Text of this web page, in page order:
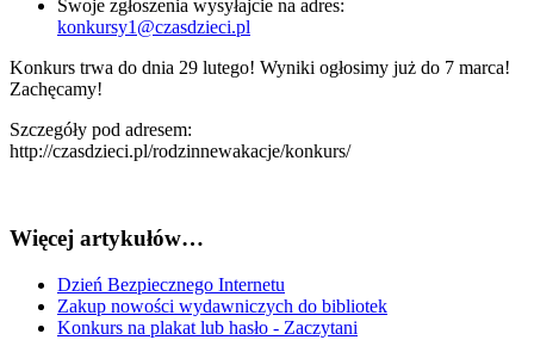
Swoje zgłoszenia wysyłajcie na adres:
konkursy1@czasdzieci.pl
Konkurs trwa do dnia 29 lutego! Wyniki ogłosimy już do 7 marca!
Zachęcamy!
Szczegóły pod adresem:
http://czasdzieci.pl/rodzinnewakacje/konkurs/
Więcej artykułów…
Dzień Bezpiecznego Internetu
Zakup nowości wydawniczych do bibliotek
Konkurs na plakat lub hasło - Zaczytani